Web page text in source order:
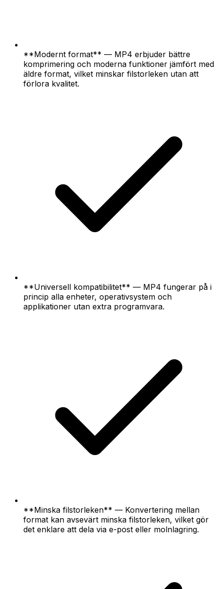
**Modernt format** — MP4 erbjuder bättre
komprimering och moderna funktioner jämfört med
äldre format, vilket minskar filstorleken utan att
förlora kvalitet.
**Universell kompatibilitet** — MP4 fungerar på i
princip alla enheter, operativsystem och
applikationer utan extra programvara.
**Minska filstorleken** — Konvertering mellan
format kan avsevärt minska filstorleken, vilket gör
det enklare att dela via e-post eller molnlagring.